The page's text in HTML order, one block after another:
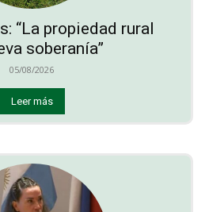
“La propiedad rural
soberanía”
05/08/2026
Leer más